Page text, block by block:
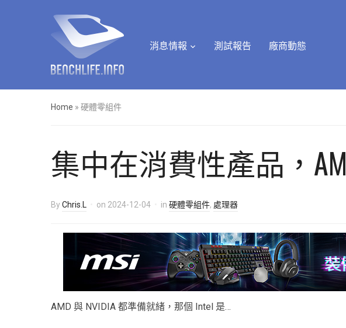
消息情報 測試報告 廠商動態
Home » 硬體零組件
集中在消費性產品，
ByChris.L on 2024-12-04 in 硬體零組件, 處理器
AMD 與 NVIDIA 都準備就緒，那個 Intel 是…